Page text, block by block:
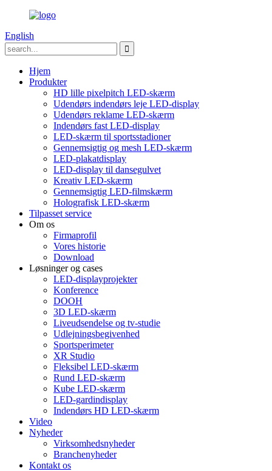
English
Hjem
Produkter
HD lille pixelpitch LED-skærm
Udendørs indendørs leje LED-display
Udendørs reklame LED-skærm
Indendørs fast LED-display
LED-skærm til sportsstadioner
Gennemsigtig og mesh LED-skærm
LED-plakatdisplay
LED-display til dansegulvet
Kreativ LED-skærm
Gennemsigtig LED-filmskærm
Holografisk LED-skærm
Tilpasset service
Om os
Firmaprofil
Vores historie
Download
Løsninger og cases
LED-displayprojekter
Konference
DOOH
3D LED-skærm
Liveudsendelse og tv-studie
Udlejningsbegivenhed
Sportsperimeter
XR Studio
Fleksibel LED-skærm
Rund LED-skærm
Kube LED-skærm
LED-gardindisplay
Indendørs HD LED-skærm
Video
Nyheder
Virksomhedsnyheder
Branchenyheder
Kontakt os